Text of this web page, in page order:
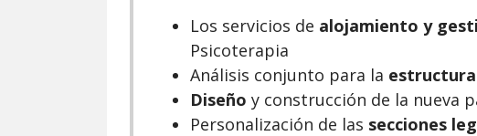
Los servicios de alojamiento y
Psicoterapia
Análisis conjunto para la
Diseño y construcción de la nueva
Personalización de las secciones